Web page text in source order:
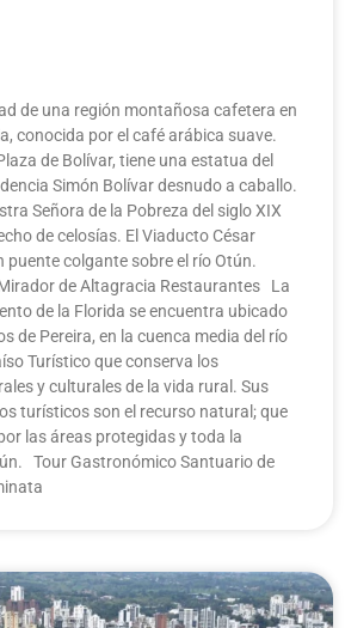
de una región montañosa cafetera en
conocida por el café arábica suave.
de Bolívar, tiene una estatua del
Simón Bolívar desnudo a caballo.
Señora de la Pobreza del siglo XIX
de celosías. El Viaducto César
puente colgante sobre el río Otún.
de Altagracia Restaurantes La
de la Florida se encuentra ubicado
de Pereira, en la cuenca media del río
Turístico que conserva los
y culturales de la vida rural. Sus
turísticos son el recurso natural; que
las áreas protegidas y toda la
Tour Gastronómico Santuario de